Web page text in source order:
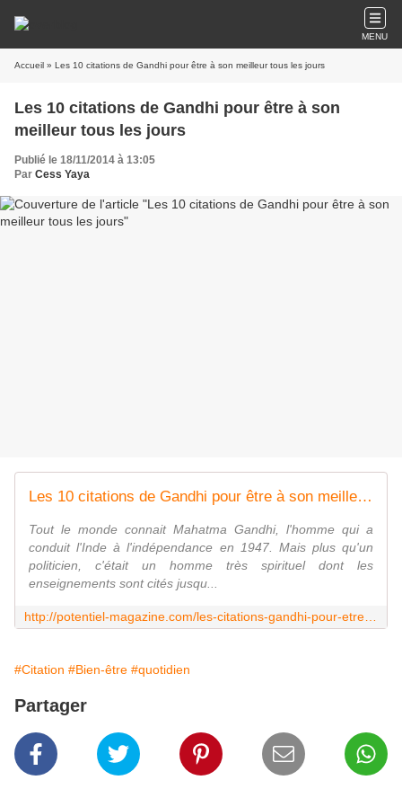
MENU
Accueil » Les 10 citations de Gandhi pour être à son meilleur tous les jours
Les 10 citations de Gandhi pour être à son
meilleur tous les jours
Publié le 18/11/2014 à 13:05
Par Cess Yaya
Les 10 citations de Gandhi pour être à son meilleur tous les jours
Tout le monde connait Mahatma Gandhi, l'homme qui a
conduit l'Inde à l'indépendance en 1947. Mais plus qu'un
politicien, c'était un homme très spirituel dont les
enseignements sont cités jusqu...
#Citation #Bien-être #quotidien
Partager